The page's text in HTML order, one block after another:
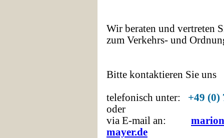
Wir beraten und vertreten
zum Verkehrs- und
Bitte kontaktieren Sie uns
telefonisch unter: +49 (0)
oder
via E-mail an:
mayer.de